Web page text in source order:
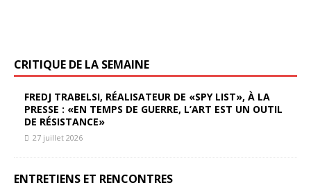
CRITIQUE DE LA SEMAINE
FREDJ TRABELSI, RÉALISATEUR DE «SPY LIST», À LA
PRESSE : «EN TEMPS DE GUERRE, L’ART EST UN OUTIL
DE RÉSISTANCE»
27 juillet 2026
ENTRETIENS ET RENCONTRES